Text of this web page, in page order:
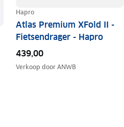
Hapro
Atlas Premium XFold II -
Fietsendrager - Hapro
439,00
Verkoop doorANWB